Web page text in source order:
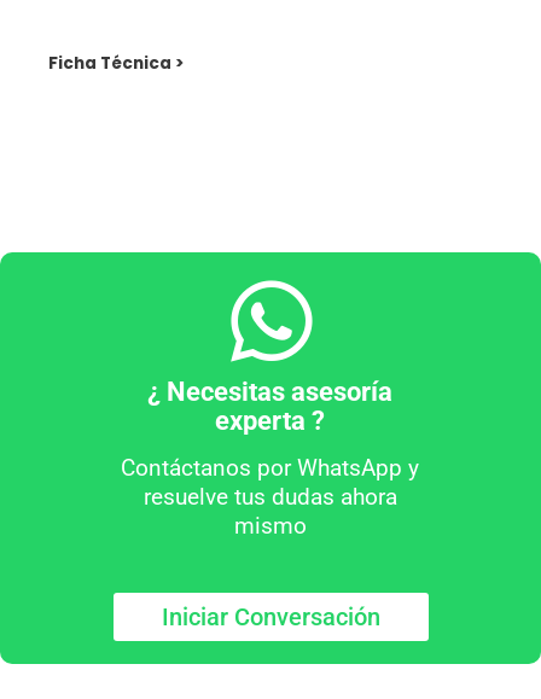
Ficha Técnica >
¿ Necesitas asesoría
experta ?
Contáctanos por WhatsApp y
resuelve tus dudas ahora
mismo
Iniciar Conversación